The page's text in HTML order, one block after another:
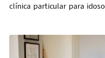
clínica particular para idoso